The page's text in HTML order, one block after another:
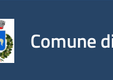
Comune